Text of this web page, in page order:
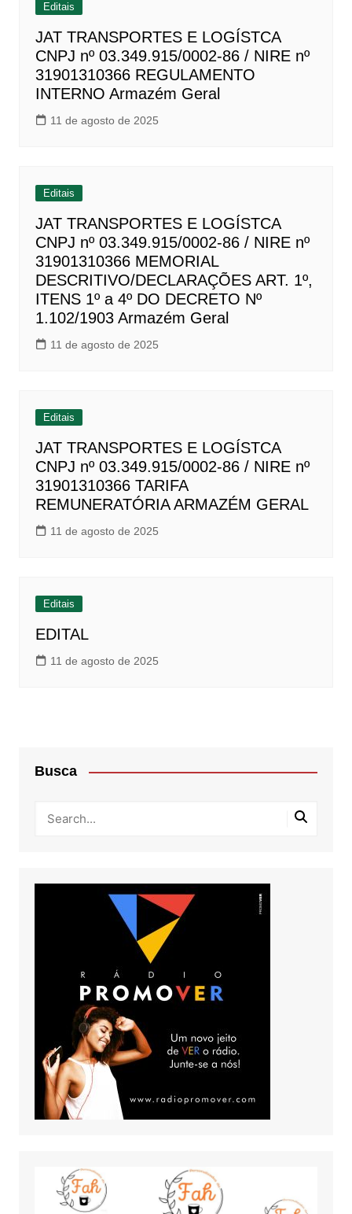
Editais
JAT TRANSPORTES E LOGÍSTCA
CNPJ nº 03.349.915/0002-86 / NIRE nº
31901310366 REGULAMENTO
INTERNO Armazém Geral
11 de agosto de 2025
Editais
JAT TRANSPORTES E LOGÍSTCA
CNPJ nº 03.349.915/0002-86 / NIRE nº
31901310366 MEMORIAL
DESCRITIVO/DECLARAÇÕES ART. 1º,
ITENS 1º a 4º DO DECRETO Nº
1.102/1903 Armazém Geral
11 de agosto de 2025
Editais
JAT TRANSPORTES E LOGÍSTCA
CNPJ nº 03.349.915/0002-86 / NIRE nº
31901310366 TARIFA
REMUNERATÓRIA ARMAZÉM GERAL
11 de agosto de 2025
Editais
EDITAL
11 de agosto de 2025
Busca